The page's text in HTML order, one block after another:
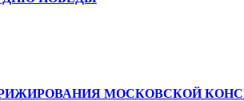
МОСКОВСКОЙ